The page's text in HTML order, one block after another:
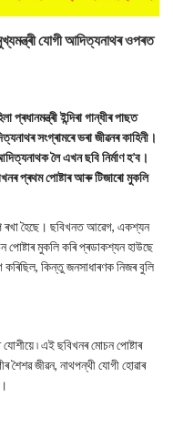
যোগী আদিত্যনাথৰ ওপৰত
ইন্দিৰা গান্ধীৰ পাছত
সংগ্ৰামৰে ভৰা জীৱনৰ কাহিনী।
লৈ এখন ছবি নিৰ্মাণ হ’ব।
প্ৰথম পোষ্টাৰ আৰু টিজাৰো মুকলি
ৰখা হৈছে। ছবিখনত আৱেগ, একশ্যন
মুকলি কৰি প্ৰডাকশ্যন হাউছে
কিন্তু জনসাধাৰণক নিজৰ বুলি
৷ এই ছবিখনৰ মোচন পোষ্টাৰ
শৈশৱ জীৱন, নাথপন্থী যোগী হোৱাৰ